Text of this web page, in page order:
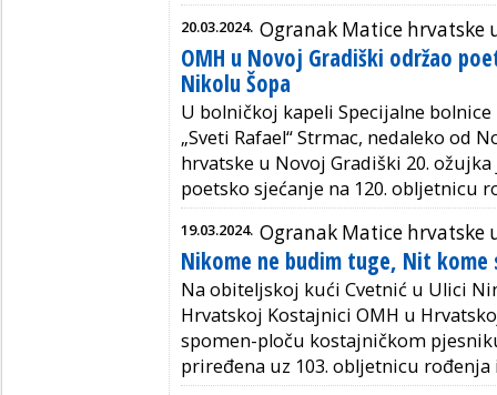
20.03.2024. Ogranak Matice hrvatske
OMH u Novoj Gradiški održao
Nikolu Šopa
U bolničkoj kapeli Specijalne
„Sveti Rafael“ Strmac, nedaleko od
hrvatske u Novoj Gradiški 20.
poetsko sjećanje na 120. obljetnicu
19.03.2024. Ogranak Matice hrvatske
Nikome ne budim tuge, Nit kome
Na obiteljskoj kući Cvetnić u Ulici
Hrvatskoj Kostajnici OMH u
spomen-ploču kostajničkom
priređena uz 103. obljetnicu